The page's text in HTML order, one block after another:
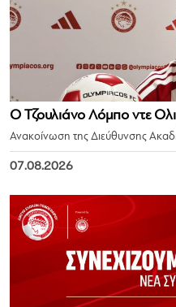
Ο Τζουλιάνο Λόμπο ντε
Ανακοίνωση της Διεύθυνσης
07.08.2026